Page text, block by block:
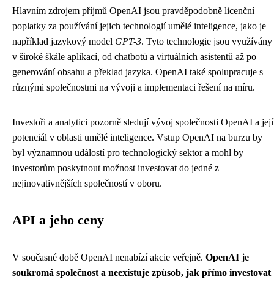
Hlavním zdrojem příjmů OpenAI jsou pravděpodobně licenční
poplatky za používání jejich technologií umělé inteligence, jako je
například jazykový model GPT-3. Tyto technologie jsou využívány
v široké škále aplikací, od chatbotů a virtuálních asistentů až po
generování obsahu a překlad jazyka. OpenAI také spolupracuje s
různými společnostmi na vývoji a implementaci řešení na míru.
Investoři a analytici pozorně sledují vývoj společnosti OpenAI a její
potenciál v oblasti umělé inteligence. Vstup OpenAI na burzu by
byl významnou událostí pro technologický sektor a mohl by
investorům poskytnout možnost investovat do jedné z
nejinovativnějších společností v oboru.
API a jeho ceny
V současné době OpenAI nenabízí akcie veřejně. OpenAI je
soukromá společnost a neexistuje způsob, jak přímo investovat